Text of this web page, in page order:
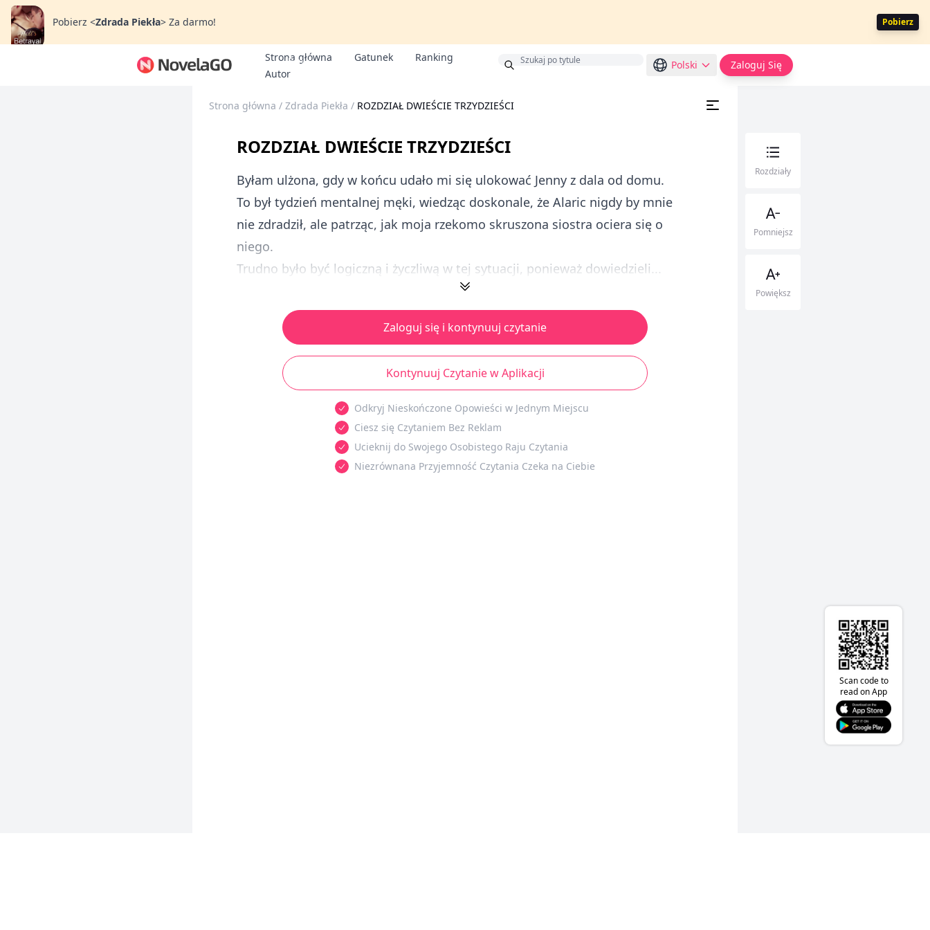
Pobierz <Zdrada Piekła> Za darmo! Pobierz
Strona główna Gatunek
Ranking
Autor
Bonus Polski Zaloguj Się
Strona główna / Zdrada Piekła / ROZDZIAŁ DWIEŚCIE TRZYDZIEŚCI
ROZDZIAŁ DWIEŚCIE TRZYDZIEŚCI
Byłam ulżona, gdy w końcu udało mi się ulokować Jenny z dala od domu.
To był tydzień mentalnej męki, wiedząc doskonale, że Alaric nigdy by mnie
nie zdradził, ale patrząc, jak moja rzekomo skruszona siostra ociera się o
niego.
Trudno było być logiczną i życzliwą w tej sytuacji, ponieważ dowiedzieli...
Zaloguj się i kontynuuj czytanie
Kontynuuj Czytanie w Aplikacji
Odkryj Nieskończone Opowieści w Jednym Miejscu
Ciesz się Czytaniem Bez Reklam
Ucieknij do Swojego Osobistego Raju Czytania
Niezrównana Przyjemność Czytania Czeka na Ciebie
Rozdziały
Pomniejsz
Powiększ
Scan code to
read on App